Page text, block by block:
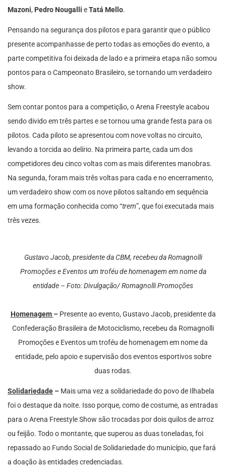
Mazoni, Pedro Nougalli eTatá Mello.
Pensando na segurança dos pilotos e para garantir que o público
presente acompanhasse de perto todas as emoções do evento, a
parte competitiva foi deixada de lado e a primeira etapa não somou
pontos para o Campeonato Brasileiro, se tornando um verdadeiro
show.
Sem contar pontos para a competição, o Arena Freestyle acabou
sendo divido em três partes e se tornou uma grande festa para os
pilotos. Cada piloto se apresentou com nove voltas no circuito,
levando a torcida ao delírio. Na primeira parte, cada um dos
competidores deu cinco voltas com as mais diferentes manobras.
Na segunda, foram mais três voltas para cada e no encerramento,
um verdadeiro show com os nove pilotos saltando em sequência
em uma formação conhecida como “trem”, que foi executada mais
três vezes.
Gustavo Jacob, presidente da CBM, recebeu da Romagnolli
Promoções e Eventos um troféu de homenagem em nome da
entidade – Foto: Divulgação/ Romagnolli Promoções
Homenagem –Presente ao evento, Gustavo Jacob, presidente da
Confederação Brasileira de Motociclismo, recebeu da Romagnolli
Promoções e Eventos um troféu de homenagem em nome da
entidade, pelo apoio e supervisão dos eventos esportivos sobre
duas rodas.
Solidariedade – Mais uma vez a solidariedade do povo de Ilhabela
foi o destaque da noite. Isso porque, como de costume, as entradas
para o Arena Freestyle Show são trocadas por dois quilos de arroz
ou feijão. Todo o montante, que superou as duas toneladas, foi
repassado ao Fundo Social de Solidariedade do município, que fará
a doação às entidades credenciadas.